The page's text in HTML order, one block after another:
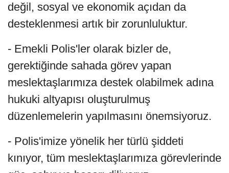
değil, sosyal ve ekonomik açıdan da
desteklenmesi artık bir zorunluluktur.
- Emekli Polis'ler olarak bizler de,
gerektiğinde sahada görev yapan
meslektaşlarımıza destek olabilmek adına
hukuki altyapısı oluşturulmuş
düzenlemelerin yapılmasını önemsiyoruz.
- Polis'imize yönelik her türlü şiddeti
kınıyor, tüm meslektaşlarımıza görevlerinde